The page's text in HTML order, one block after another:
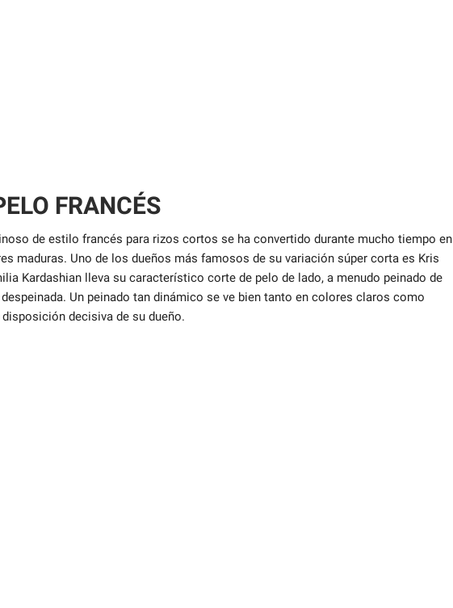
FRANCÉS
de estilo francés para rizos cortos se ha convertido durante mucho tiempo en
maduras. Uno de los dueños más famosos de su variación súper corta es Kris
Kardashian lleva su característico corte de pelo de lado, a menudo peinado de
Un peinado tan dinámico se ve bien tanto en colores claros como
decisiva de su dueño.